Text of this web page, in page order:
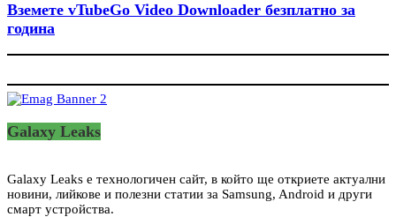
Вземете vTubeGo Video Downloader безплатно за
година
Galaxy Leaks
Galaxy Leaks е технологичен сайт, в който ще откриете актуални
новини, лийкове и полезни статии за Samsung, Android и други
смарт устройства.